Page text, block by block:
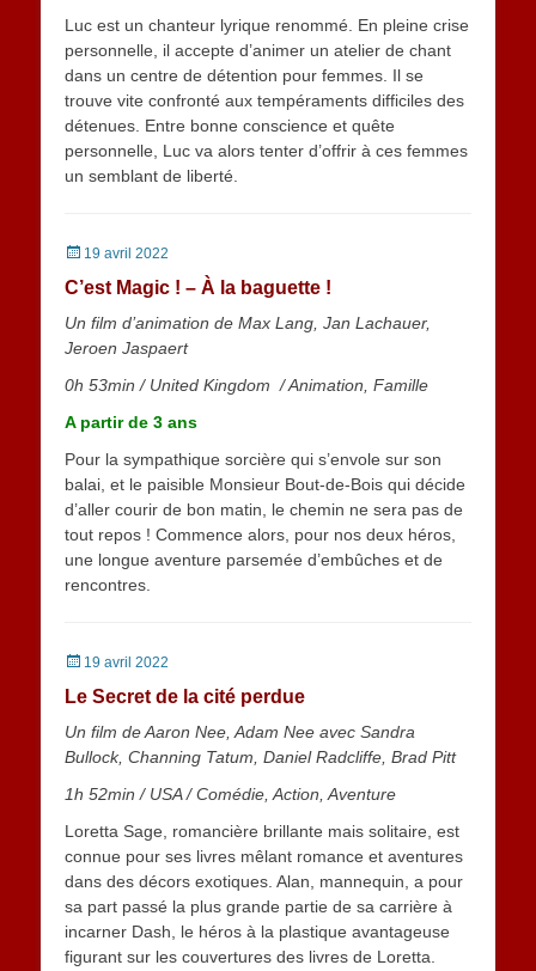
Luc est un chanteur lyrique renommé. En pleine crise
personnelle, il accepte d’animer un atelier de chant
dans un centre de détention pour femmes. Il se
trouve vite confronté aux tempéraments difficiles des
détenues. Entre bonne conscience et quête
personnelle, Luc va alors tenter d’offrir à ces femmes
un semblant de liberté.
Posted
19 avril 2022
C’est Magic ! – À la baguette !
Un film d’animation de Max Lang, Jan Lachauer,
Jeroen Jaspaert
0h 53min/ United Kingdom /Animation, Famille
A partir de 3 ans
Pour la sympathique sorcière qui s’envole sur son
balai, et le paisible Monsieur Bout-de-Bois qui décide
d’aller courir de bon matin, le chemin ne sera pas de
tout repos ! Commence alors, pour nos deux héros,
une longue aventure parsemée d’embûches et de
rencontres.
Posted
19 avril 2022
Le Secret de la cité perdue
Un film de Aaron Nee, Adam Nee avec Sandra
Bullock, Channing Tatum, Daniel Radcliffe, Brad Pitt
1h 52min/ USA /Comédie, Action, Aventure
Loretta Sage, romancière brillante mais solitaire, est
connue pour ses livres mêlant romance et aventures
dans des décors exotiques. Alan, mannequin, a pour
sa part passé la plus grande partie de sa carrière à
incarner Dash, le héros à la plastique avantageuse
figurant sur les couvertures des livres de Loretta.